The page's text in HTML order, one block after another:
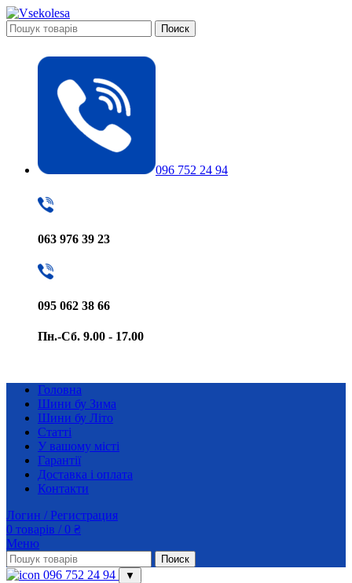
Поиск
096 752 24 94
063 976 39 23
095 062 38 66
Пн.-Сб. 9.00 - 17.00
Головна
Шини бу Зима
Шини бу Літо
Статті
У вашому місті
Гарантії
Доставка і оплата
Контакти
Логин / Регистрация
0 товарів / 0 ₴
Меню
Поиск
096 752 24 94 ▼